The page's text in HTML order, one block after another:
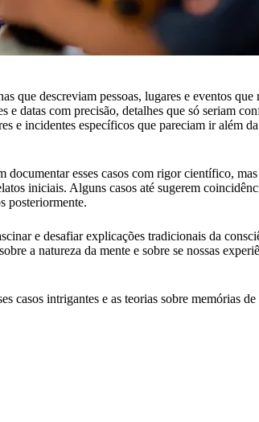
que descreviam pessoas, lugares e eventos
e datas com precisão, detalhes que só seriam
e incidentes específicos que pareciam ir além
documentar esses casos com rigor científico,
iniciais. Alguns casos até sugerem
posteriormente.
e desafiar explicações tradicionais da
a natureza da mente e sobre se nossas
casos intrigantes e as teorias sobre memórias de